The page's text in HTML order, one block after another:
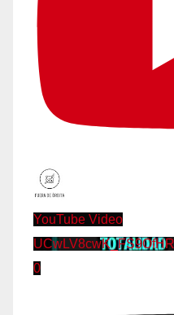
YouTube Video
0